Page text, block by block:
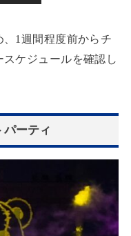
1週間程度前からチ
ケジュールを確認し
ーティ